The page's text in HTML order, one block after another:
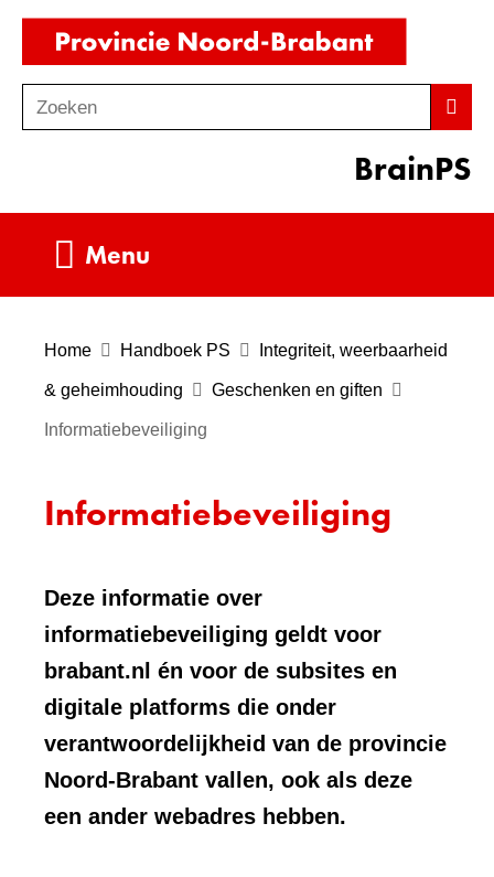
Ga
de
inhoud
o
Zoeken
BrainPS
Menu
Home Handboek PS Integriteit, weerbaarheid
& geheimhouding Geschenken en giften
Informatiebeveiliging
Informatiebeveiliging
Deze informatie over
informatiebeveiliging geldt voor
brabant.nl én voor de subsites en
digitale platforms die onder
verantwoordelijkheid van de provincie
Noord-Brabant vallen, ook als deze
een ander webadres hebben.